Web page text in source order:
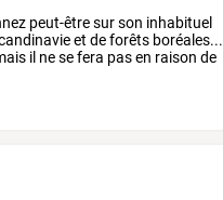
peut-êtresurson inhabituel
et deforêts boréales...
il nesefera pasen raison de